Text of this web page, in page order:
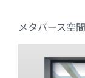
メタバース空間